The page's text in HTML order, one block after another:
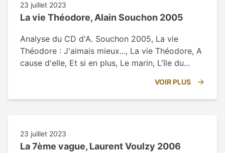
23 juillet 2023
La vie Théodore, Alain Souchon 2005
Analyse du CD d'A. Souchon 2005, La vie
Théodore : J'aimais mieux..., La vie Théodore, A
cause d'elle, Et si en plus, Le marin, L'île du...
VOIR PLUS
23 juillet 2023
La 7ème vague, Laurent Voulzy 2006